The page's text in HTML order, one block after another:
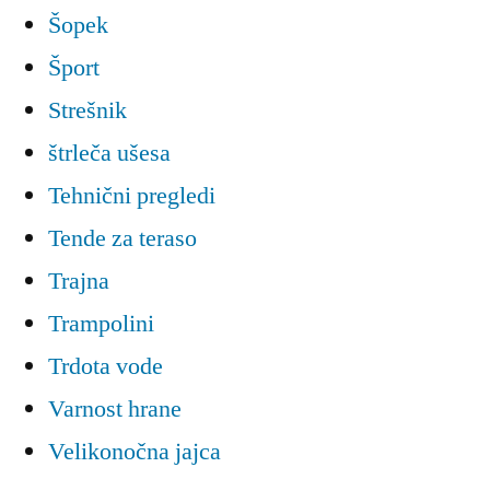
Šopek
Šport
Strešnik
štrleča ušesa
Tehnični pregledi
Tende za teraso
Trajna
Trampolini
Trdota vode
Varnost hrane
Velikonočna jajca